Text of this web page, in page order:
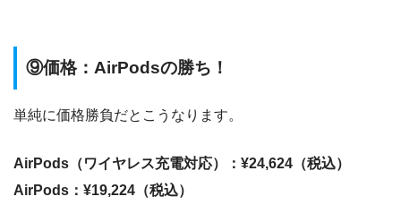
⑨価格：AirPodsの勝ち！
単純に価格勝負だとこうなります。
AirPods（ワイヤレス充電対応）：¥24,624（税込）
AirPods：¥19,224（税込）